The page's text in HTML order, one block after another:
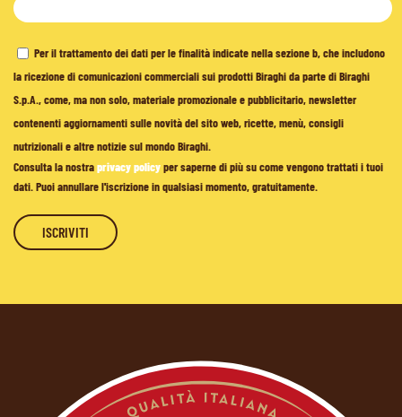
Per il trattamento dei dati per le finalità indicate nella sezione b, che includono
la ricezione di comunicazioni commerciali sui prodotti Biraghi da parte di Biraghi
S.p.A., come, ma non solo, materiale promozionale e pubblicitario, newsletter
contenenti aggiornamenti sulle novità del sito web, ricette, menù, consigli
nutrizionali e altre notizie sul mondo Biraghi.
Consulta la nostraprivacy policyper saperne di più su come vengono trattati i tuoi
dati. Puoi annullare l'iscrizione in qualsiasi momento, gratuitamente.